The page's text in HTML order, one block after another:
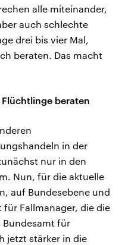
alle miteinander,
auch schlechte
drei bis vier Mal,
beraten. Das macht
beraten
in der
nur in den
Nun, für die aktuelle
auf Bundesebene und
Fallmanager, die die
Bundesamt für
jetzt stärker in die